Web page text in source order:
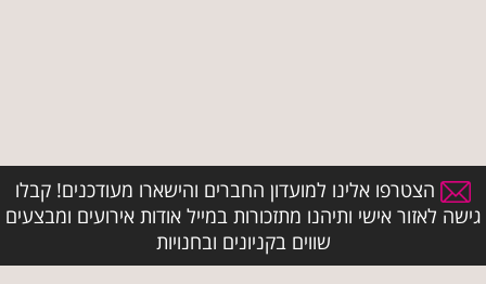
הצטרפו אלינו למועדון החברים והישארו מעודכנים! קבלו
גישה לאזור אישי ותיהנו מתזכורות במייל אודות אירועים ומבצעים
שווים בקניונים ובחנויות